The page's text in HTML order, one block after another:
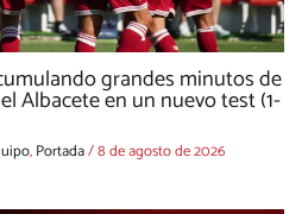
grandes minutos de
Albacete en un nuevo test (1-
,Portada/8 de agosto de 2026